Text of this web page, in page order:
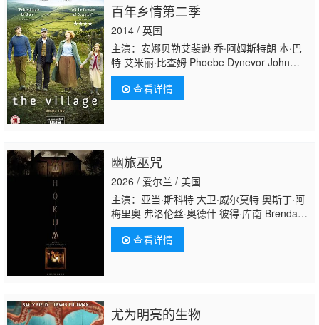
百年乡情第二季
2014 / 英国
主演：安娜贝勒艾裴逊 乔·阿姆斯特朗 本·巴
特 艾米丽·比查姆 Phoebe Dynevor John
Elkington 鲁珀特·伊文斯 Daniel
Ezra Anthony Flanagan James Foster 安德
鲁·高尔 斯科特·汉迪 Will Hemsley Samantha
查看详情
幽旅巫咒
2026 / 爱尔兰 / 美国
主演：亚当·斯科特 大卫·威尔莫特 奥斯丁·阿
梅里奥 弗洛伦丝·奥德什 彼得·库南 Brendan
Conroy 迈克尔·帕特里克 威尔·奥康纳 Sioux
CarrollEzra Carli
查看详情
尤为明亮的生物